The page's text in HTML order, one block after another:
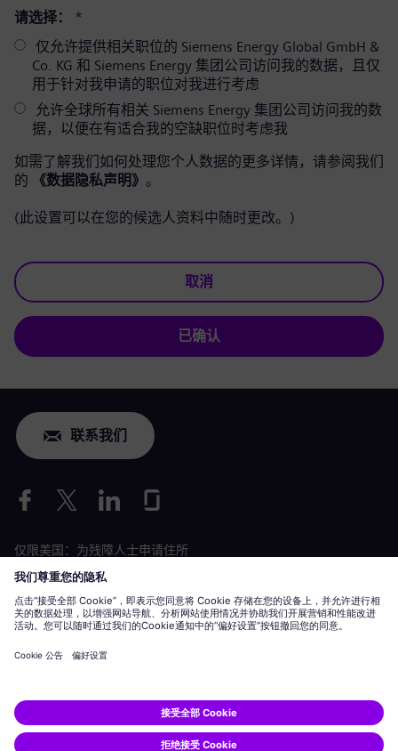
请选择：
*
仅允许提供相关职位的 Siemens Energy Global GmbH &
Co. KG 和 Siemens Energy 集团公司访问我的数据，且仅
用于针对我申请的职位对我进行考虑
允许全球所有相关 Siemens Energy 集团公司访问我的数
据，以便在有适合我的空缺职位时考虑我
如需了解我们如何处理您个人数据的更多详情，请参阅我们
的
《数据隐私声明》 。
(此设置可以在您的候选人资料中随时更改。)
取消
已确认
联系我们
仅限美国：为残障人士申请住所
劳工情况申请
Siemens Energy 是由 Siemens AG 授权的商标。